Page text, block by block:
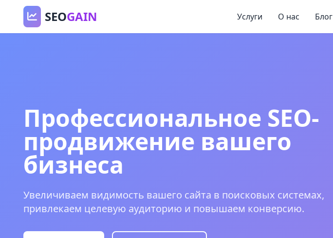
SEOGAIN Услуги О нас Блог
Профессиональное SEO-
продвижение вашего
бизнеса
Увеличиваем видимость вашего сайта в поисковых системах,
привлекаем целевую аудиторию и повышаем конверсию.